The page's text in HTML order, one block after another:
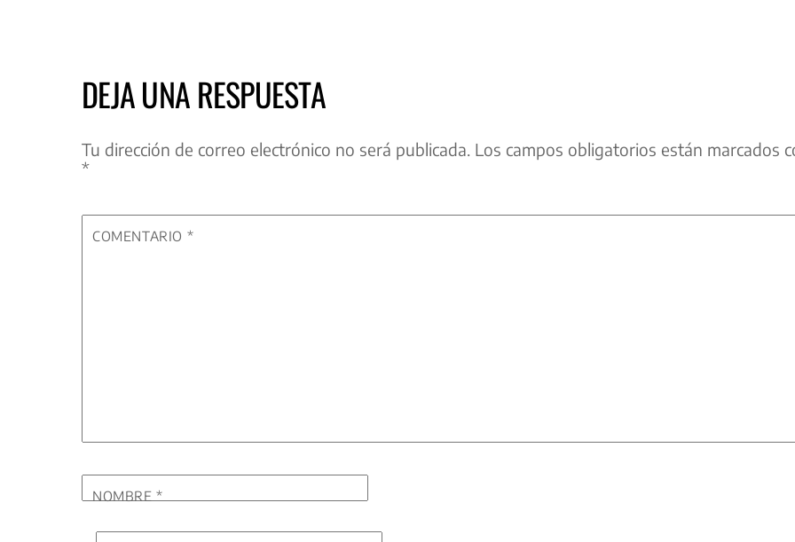
DEJA UNA RESPUESTA
Tu dirección de correo electrónico no será publicada. Los campos obligatorios están marcados
*
COMENTARIO *
NOMBRE*